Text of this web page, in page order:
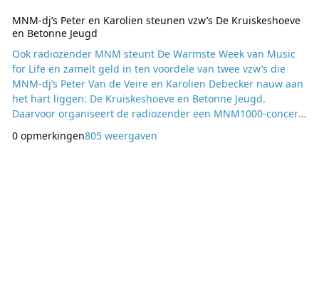
MNM-dj’s Peter en Karolien steunen vzw’s De Kruiskeshoeve
en Betonne Jeugd
Ook radiozender MNM steunt De Warmste Week van Music
for Life en zamelt geld in ten voordele van twee vzw’s die
MNM-dj’s Peter Van de Veire en Karolien Debecker nauw aan
het hart liggen: De Kruiskeshoeve en Betonne Jeugd.
Daarvoor organiseert de radiozender een MNM1000-concert
lucht ingelaten. MNM-dj’s Peter Van de Veire en Karolien
0 opmerkingen805 weergaven